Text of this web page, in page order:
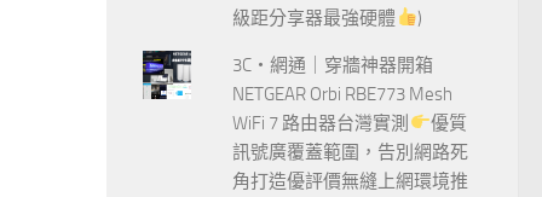
級距分享器最強硬體 )
3C‧網通｜穿牆神器開箱
NETGEAR Orbi RBE773 Mesh
WiFi 7 路由器台灣實測
優質
訊號廣覆蓋範圍，告別網路死
角打造優評價無縫上網環境推